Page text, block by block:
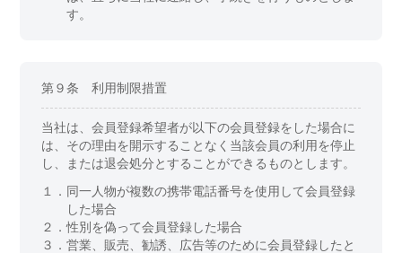
す。
第９条 利用制限措置
当社は、会員登録希望者が以下の会員登録をした場合に
は、その理由を開示することなく当該会員の利用を停止
し、または退会処分とすることができるものとします。
１． 同一人物が複数の携帯電話番号を使用して会員登録
した場合
２．性別を偽って会員登録した場合
３．営業、販売、勧誘、広告等のために会員登録したと